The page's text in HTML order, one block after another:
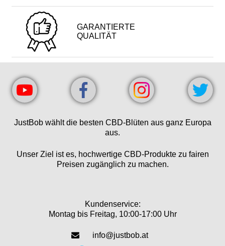
GARANTIERTE
QUALITÄT
JustBob wählt die besten CBD-Blüten aus ganz Europa
aus.
Unser Ziel ist es, hochwertige CBD-Produkte zu fairen
Preisen zugänglich zu machen.
Kundenservice:
Montag bis Freitag, 10:00-17:00 Uhr
info@justbob.at